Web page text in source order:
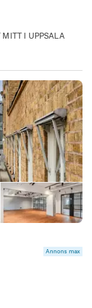
MITT I UPPSALA
Annons max